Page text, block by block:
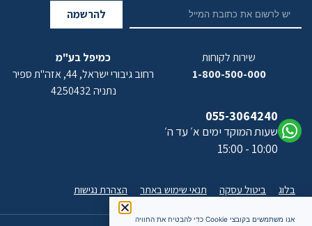
להרשמה
שירות לקוחות
1-800-500-000
055-3064240
שעות המוקד ימים א׳ עד ה׳
10:00 - 15:00
כמיפל בע"מ
רחוב גיבורי ישראל, 44, אזה"ת ספיר
נתניה 4250432
בלוג ביטול עסקה תנאי שימוש באתר הצהרת נגישות
אנו משתמשים בקובצי Cookie כדי להבטיח את החוויה